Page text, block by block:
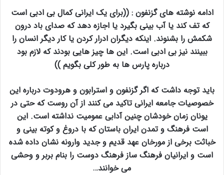
ادامه نوشته های گزنفون : ((برای یک ایرانی کمال بی ادبی است
که تف کند یا آب بینی بگیرد یا اجازه دهد که صدای باد درون
شکمش را بشنوند. اینکه دیگران ادرار کردن یا کار دیگر انسان را
ببینند نیز بی ادبی است. این ها چیز هایی بودند که لازم بود
درباره پارس ها به طور کلی بگویم ))
باید توجه داشت که اگر گزنفون و استرابون و هرودوت درباره این
خصوصیات جامعه ایرانی تاکید می کنند از آن روست که حتی در
یونان زمان خودشان چنین آدابی عمومیت نداشته است. این
است فرهنگ و تمدن ایران باستان که با دروغ و کوته بینی و
خباثت برخی از مورخان عهد قدیم و جدید وارونه نشان داده شده
است و ایرانیان فرهنگ ساز فرهنگ دوست را بنام بربر و وحشی
می خوانند…